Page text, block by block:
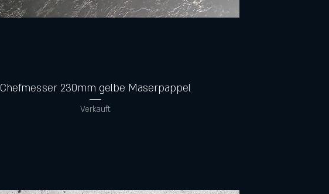
Chefmesser 230mm gelbe Maserpappel
Verkauft